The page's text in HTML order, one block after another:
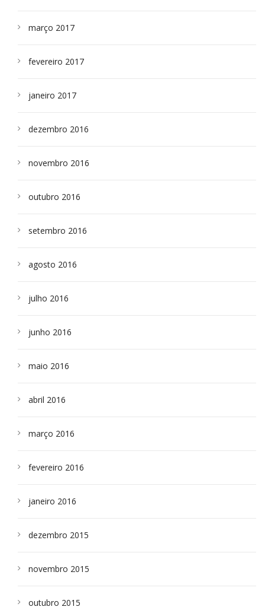
março 2017
fevereiro 2017
janeiro 2017
dezembro 2016
novembro 2016
outubro 2016
setembro 2016
agosto 2016
julho 2016
junho 2016
maio 2016
abril 2016
março 2016
fevereiro 2016
janeiro 2016
dezembro 2015
novembro 2015
outubro 2015